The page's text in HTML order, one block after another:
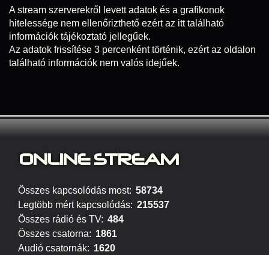
A stream szerverekről levett adatok és a grafikonok
hitelessége nem ellenőrizthető ezért az itt található
információk tájékoztató jellegűek.
Az adatok frissítése 3 percenként történik, ezért az oldalon
található információk nem valós idejűek.
ONLINE STREAM
Összes kapcsolódás most: 58734
Legtöbb mért kapcsolódás: 215537
Összes rádió és TV: 484
Összes csatorna: 1861
Audió csatornák: 1620